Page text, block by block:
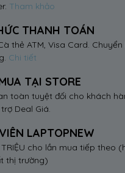
Tham khảo
THANH TOÁN
thẻ ATM, Visa Card. Chuyển
Chi tiết
TẠI STORE
toàn tuyệt đối cho khách
Deal Giá.
LAPTOPNEW
cho lần mua tiếp theo
thị trường)